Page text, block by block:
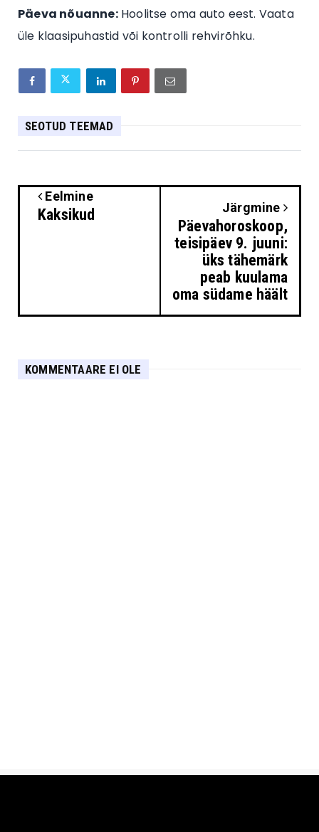
Päeva nõuanne:Hoolitse oma auto eest. Vaata
üle klaasipuhastid või kontrolli rehvirõhku.
SEOTUD TEEMAD
Eelmine
Kaksikud Järgmine
Päevahoroskoop,
teisipäev 9. juuni:
üks tähemärk
peab kuulama
oma südame häält
KOMMENTAARE EI OLE